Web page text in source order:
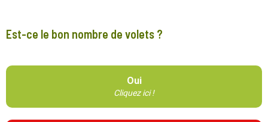
Est-ce le bon nombre de volets ?
Oui
Cliquez ici !